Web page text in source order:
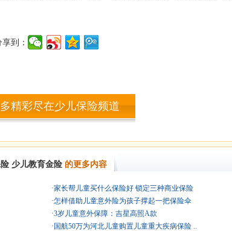
享到：
精彩尽在少儿保险频道
少儿教育金险 的更多内容
·家长帮儿童买什么保险好 锁定三种商业保险
·怎样借助儿童意外险为孩子撑起一把保险伞
·3岁儿童意外保障：吉星高照A款
· 国航50万为河北儿童购置儿童重大疾病保险 ..